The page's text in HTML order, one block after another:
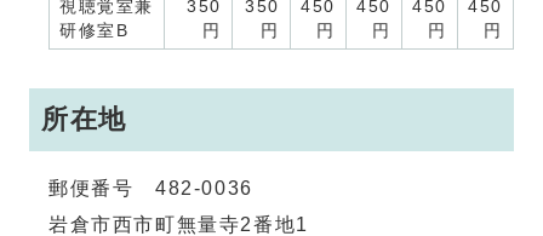
視聴覚室兼
研修室B
350
円
350
円
450
円
450
円
450
円
450
円
所在地
郵便番号 482-0036
岩倉市西市町無量寺2番地1